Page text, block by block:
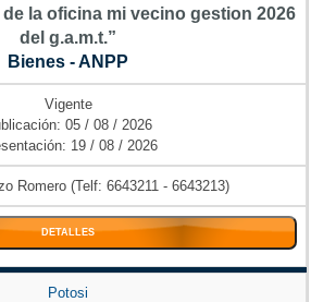
la oficina mi vecino gestion 2026
del g.a.m.t.”
Bienes - ANPP
Vigente
05 / 08 / 2026
19 / 08 / 2026
Romero (Telf: 6643211 - 6643213)
DETALLES
Potosi